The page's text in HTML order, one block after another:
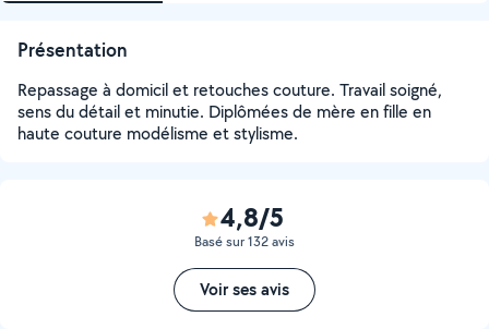
Présentation
Repassage à domicil et retouches couture. Travail soigné,
sens du détail et minutie. Diplômées de mère en fille en
haute couture modélisme et stylisme.
4,8/5
Basé sur 132 avis
Voir ses avis